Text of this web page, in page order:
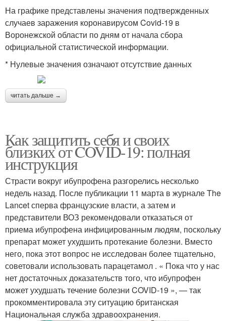
На графике представлены значения подтвержденных
случаев заражения коронавирусом Covid-19 в
Воронежской области по дням от начала сбора
официальной статистической информации.
* Нулевые значения означают отсутствие данных
читать дальше →
Как защитить себя и своих
близких от COVID-19: полная
инструкция
Страсти вокруг ибупрофена разгорелись несколько
недель назад. После публикации 11 марта в журнале The
Lancet сперва французские власти, а затем и
представители ВОЗ рекомендовали отказаться от
приема ибупрофена инфицированным людям, поскольку
препарат может ухудшить протекание болезни. Вместо
него, пока этот вопрос не исследован более тщательно,
советовали использовать парацетамол . « Пока что у нас
нет достаточных доказательств того, что ибупрофен
может ухудшать течение болезни COVID-19 », — так
прокомментировала эту ситуацию британская
Национальная служба здравоохранения.